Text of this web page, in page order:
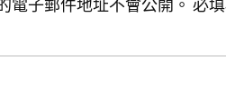
電子郵件地址不會公開。 必